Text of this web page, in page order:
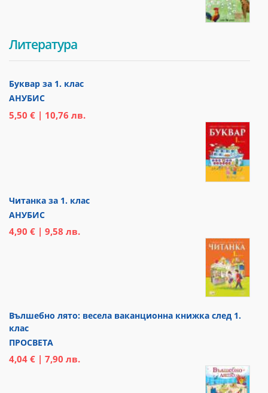
Литература
Буквар за 1. клас
АНУБИС
5,50 € | 10,76 лв.
Читанка за 1. клас
АНУБИС
4,90 € | 9,58 лв.
Вълшебно лято: весела ваканционна книжка след 1.
клас
ПРОСВЕТА
4,04 € | 7,90 лв.